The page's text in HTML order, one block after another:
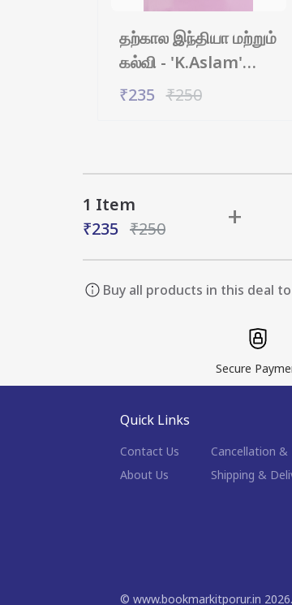
தற்கால இந்தியா மற்றும்
கல்வி - 'K.Aslam'
Contemporary
₹250
₹235
1 Item
₹250
₹235 +
Buy all products in this deal
Secure
Quick Links
Contact Us Cancellation &
About Us
Shipping &
© www.bookmarkitporur.in 2026